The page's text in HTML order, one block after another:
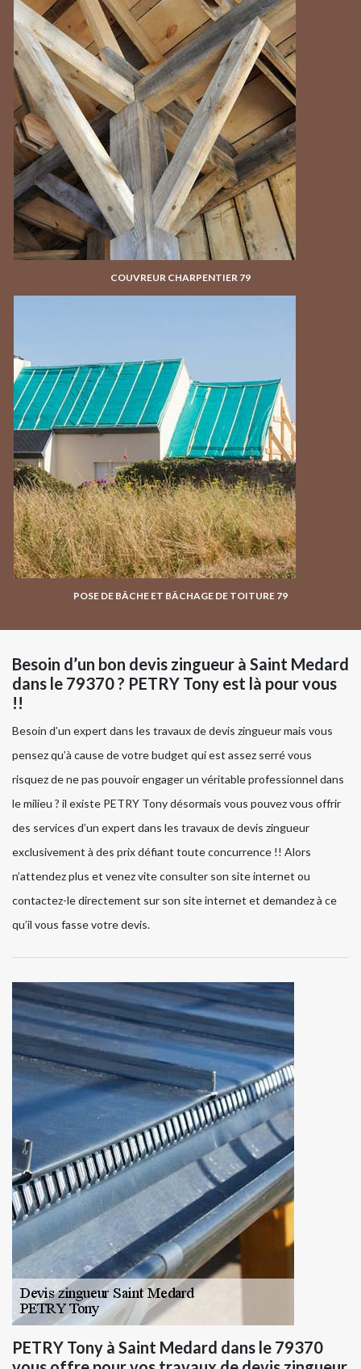
COUVREUR CHARPENTIER 79
POSE DE BÂCHE ET BÂCHAGE DE TOITURE 79
Besoin d’un bon devis zingueur à Saint Medard
dans le 79370 ? PETRY Tony est là pour vous
!!
Besoin d’un expert dans les travaux de devis zingueur mais vous
pensez qu’à cause de votre budget qui est assez serré vous
risquez de ne pas pouvoir engager un véritable professionnel dans
le milieu ? il existe PETRY Tony désormais vous pouvez vous offrir
des services d’un expert dans les travaux de devis zingueur
exclusivement à des prix défiant toute concurrence !! Alors
n’attendez plus et venez vite consulter son site internet ou
contactez-le directement sur son site internet et demandez à ce
qu’il vous fasse votre devis.
PETRY Tony à Saint Medard dans le 79370